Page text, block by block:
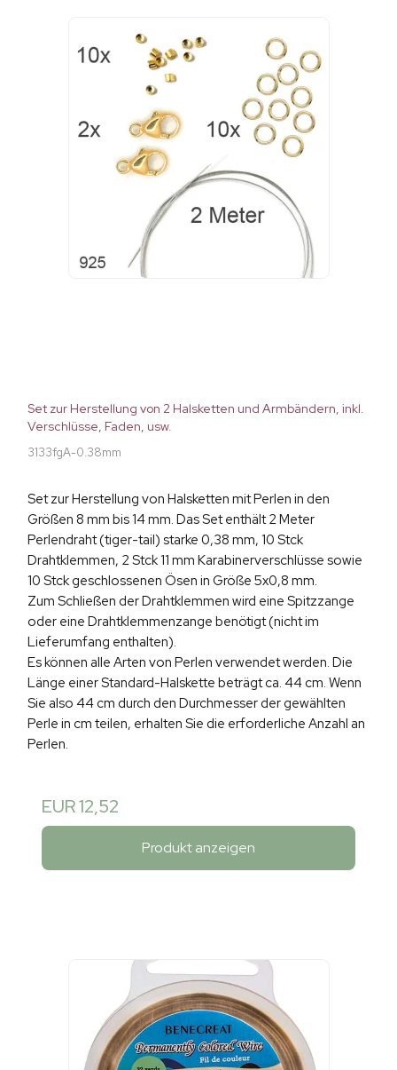
Set zur Herstellung von 2 Halsketten und Armbändern, inkl.
Verschlüsse, Faden, usw.
3133fgA-0.38mm
Set zur Herstellung von Halsketten mit Perlen in den
Größen 8 mm bis 14 mm. Das Set enthält 2 Meter
Perlendraht (tiger-tail) starke 0,38 mm, 10 Stck
Drahtklemmen, 2 Stck 11 mm Karabinerverschlüsse sowie
10 Stck geschlossenen Ösen in Größe 5x0,8 mm.
Zum Schließen der Drahtklemmen wird eine Spitzzange
oder eine Drahtklemmenzange benötigt (nicht im
Lieferumfang enthalten).
Es können alle Arten von Perlen verwendet werden. Die
Länge einer Standard-Halskette beträgt ca. 44 cm. Wenn
Sie also 44 cm durch den Durchmesser der gewählten
Perle in cm teilen, erhalten Sie die erforderliche Anzahl an
Perlen.
EUR 12,52
Produkt anzeigen